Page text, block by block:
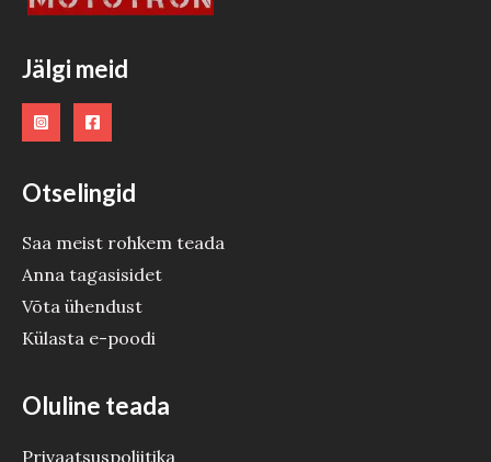
Jälgi meid
Otselingid
Saa meist rohkem teada
Anna tagasisidet
Võta ühendust
Külasta e-poodi
Oluline teada
Privaatsuspoliitika